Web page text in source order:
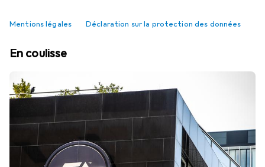
Mentions légales Déclaration sur la protection des données
En coulisse